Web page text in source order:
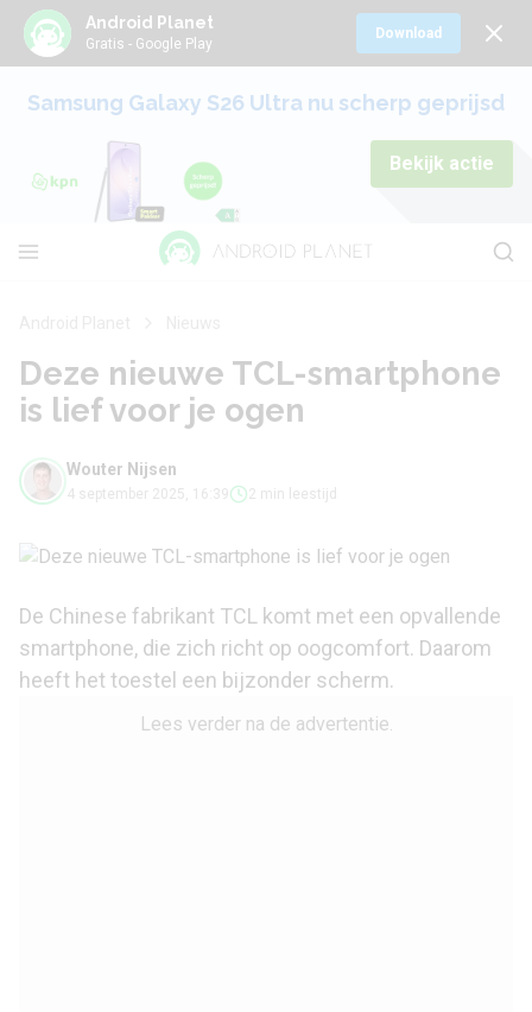
Android Planet
Gratis - Google Play
Download
Samsung Galaxy S26 Ultra nu scherp geprijsd
Bekijk actie
Deze nieuwe TCL-smartphone
is lief voor je ogen
Wouter Nijsen
4 september 2025, 16:39 2 min leestijd
De Chinese fabrikant TCL komt met een opvallende
smartphone, die zich richt op oogcomfort. Daarom
heeft het toestel een bijzonder scherm.
Lees verder na de advertentie.